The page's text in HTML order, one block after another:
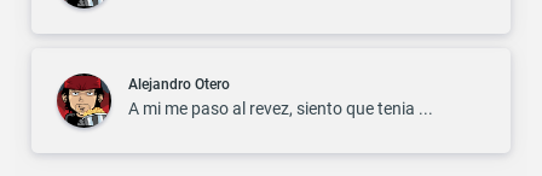
Alejandro Otero
A mi me paso al revez, siento que tenia ...